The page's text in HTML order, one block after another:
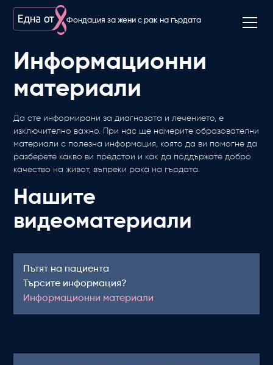
Фондация за жени с рак на гърдата
Информационни
материали
Да сте информирани за диагнозата и лечението, е
изключително важно. При нас ще намерите образователни
материали с полезна информация, която да ви помогне да
разберете какво ви предстои и как да поддържате добро
качество на живот, въпреки рака на гърдата.
Нашите
видеоматериали
Пътят на пациента
Търсите информация?
Информационни материали